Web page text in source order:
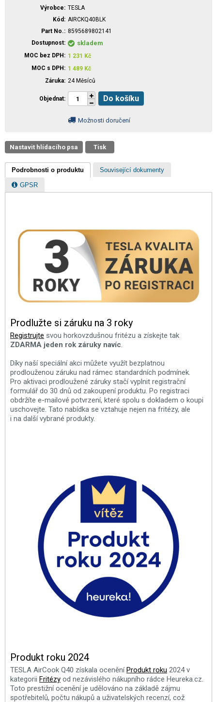
Výrobce
TESLA
Kód
AIRCKQ40BLK
Part No.
8595689802141
Dostupnost
skladem
MOC bez DPH 1 231 Kč
MOC s DPH
1 489 Kč
Záruka 24 Měsíců
Objednat Do košíku
Možnosti doručení
Nastavit hlídacího psa Tisk
Podrobnosti o produktu Související dokumenty
GPSR
Prodlužte si záruku na 3 roky
Registrujte svou horkovzdušnou fritézu a získejte tak
ZDARMA jeden rok záruky navíc.
Díky naší speciální akci můžete využít bezplatnou
prodlouženou záruku nad rámec standardních podmínek.
Pro aktivaci prodloužené záruky stačí vyplnit registrační
formulář do 30 dnů od zakoupení produktu. Po registraci
obdržíte e-mailové potvrzení, které spolu s dokladem o koupi
uschovejte. Tato nabídka se vztahuje nejen na fritézy, ale
i na další vybrané produkty.
Produkt roku 2024
TESLA AirCook Q40 získala oceněníProdukt roku 2024 v
kategorii Fritézy od nezávislého nákupního rádce Heureka.cz.
Toto prestižní ocenění je udělováno na základě zájmu
spotřebitelů, počtu nákupů a uživatelských recenzí, což